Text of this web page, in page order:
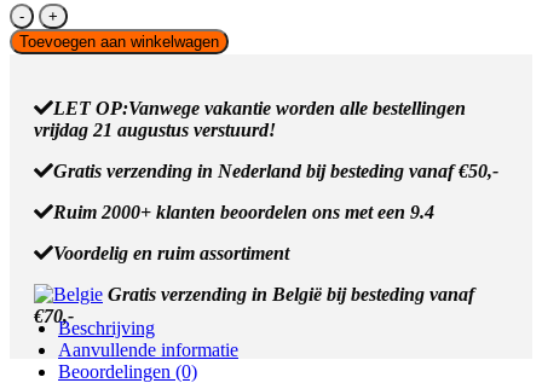
Smartek
Magnetische
Bouwblokken
Regenboog
-
12
delig
Toevoegen aan winkelwagen
LET OP:Vanwege vakantie worden alle bestellingen
vrijdag 21 augustus verstuurd!
Gratis verzending in Nederland bij besteding vanaf €50,-
Ruim 2000+ klanten beoordelen ons met een 9.4
Voordelig en ruim assortiment
Gratis verzending in België bij besteding vanaf
€70,-
Beschrijving
Aanvullende informatie
Beoordelingen (0)